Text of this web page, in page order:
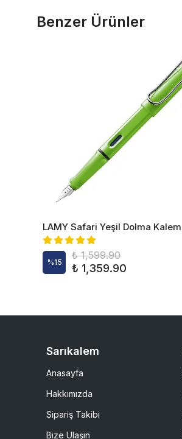
Benzer Ürünler
LAMY Safari Yeşil Dolma Kalem
%15
₺ 1,599.90
₺ 1,359.90
Sarıkalem
Anasayfa
Hakkımızda
Sipariş Takibi
Bize Ulaşın